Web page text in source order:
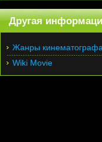
Другая
Жанры кинематографа
Wiki Movie